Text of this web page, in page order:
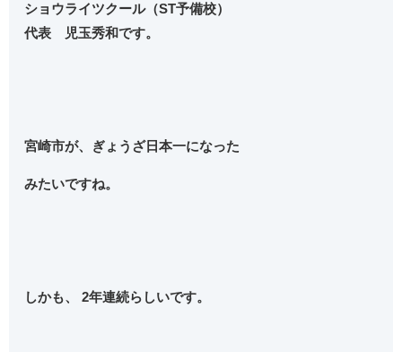
ショウライツクール（ST予備校）
代表 児玉秀和です。
宮崎市が、ぎょうざ日本一になった
みたいですね。
しかも、 2年連続らしいです。